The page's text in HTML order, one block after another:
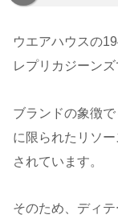
ウエアハウスの
レプリカジーンズ
ブランドの象徴
に限られたリソ
されています。
そのため、ディ